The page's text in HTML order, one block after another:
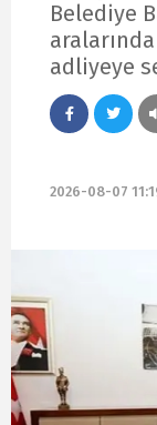
Belediye
adliyeye
2026-08-07